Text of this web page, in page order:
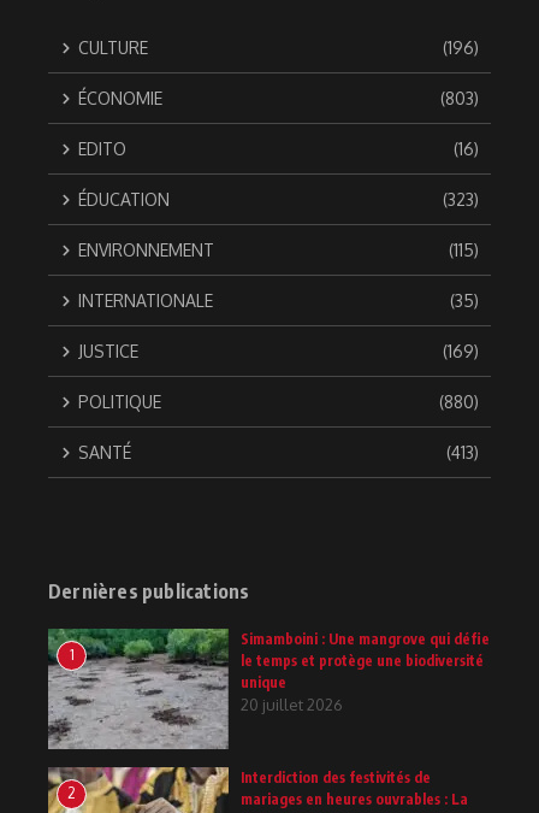
CULTURE (196)
ÉCONOMIE (803)
EDITO (16)
ÉDUCATION (323)
ENVIRONNEMENT (115)
INTERNATIONALE (35)
JUSTICE (169)
POLITIQUE (880)
SANTÉ (413)
Dernières publications
1
Simamboini : Une mangrove qui défie
le temps et protège une biodiversité
unique
20 juillet 2026
2
Interdiction des festivités de
mariages en heures ouvrables : La